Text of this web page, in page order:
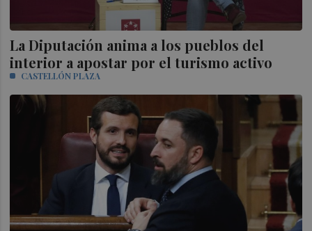
La Diputación anima a los pueblos del
interior a apostar por el turismo activo
CASTELLÓN PLAZA